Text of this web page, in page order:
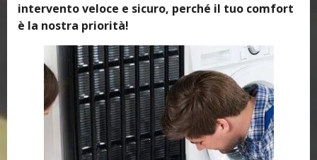
intervento veloce e sicuro, perché il tuo comfort
è la nostra priorità!